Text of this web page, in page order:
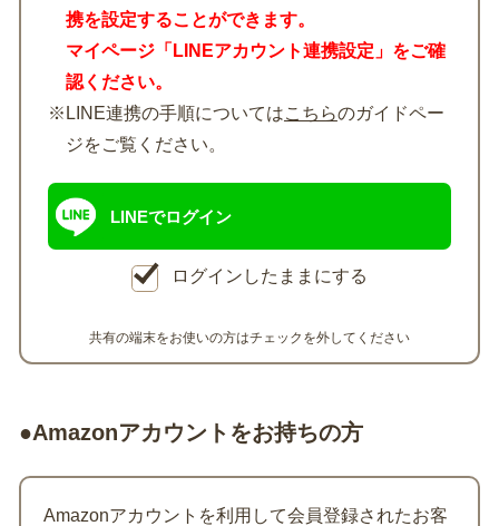
携を設定することができます。
マイページ「LINEアカウント連携設定」をご確
認ください。
※LINE連携の手順についてはこちらのガイドペー
ジをご覧ください。
LINEでログイン
ログインしたままにする
共有の端末をお使いの方はチェックを外してください
●Amazonアカウントをお持ちの方
Amazonアカウントを利用して会員登録されたお客